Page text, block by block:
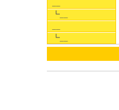
┗__
┗__